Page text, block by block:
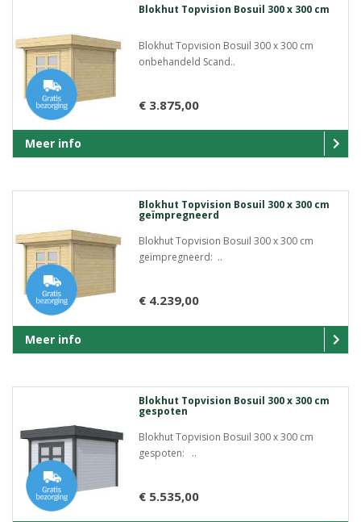
Blokhut Topvision Bosuil 300 x 300 cm
Blokhut Topvision Bosuil 300 x 300 cm
onbehandeld Scand..
€ 3.875,00
Meer info
Blokhut Topvision Bosuil 300 x 300 cm
geïmpregneerd
Blokhut Topvision Bosuil 300 x 300 cm
geïmpregneerd: ..
€ 4.239,00
Meer info
Blokhut Topvision Bosuil 300 x 300 cm
gespoten
Blokhut Topvision Bosuil 300 x 300 cm
gespoten: ..
€ 5.535,00